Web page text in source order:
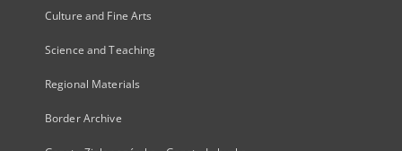
Culture and Fine Arts
Science and Teaching
Regional Materials
Border Archive